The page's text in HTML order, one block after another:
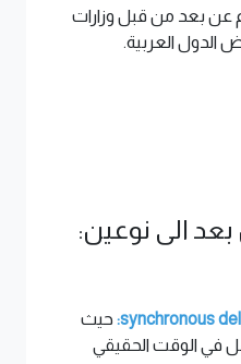
عن بعد من قبل وزارات
الدول العربية.
الى نوعين:
حيث
في الوقت الحقيقي